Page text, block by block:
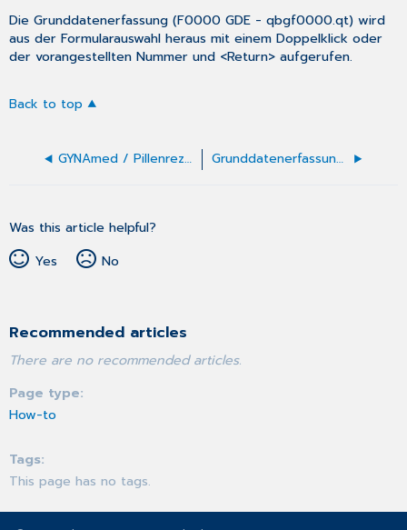
Die Grunddatenerfassung (F0000 GDE - qbgf0000.qt) wird
aus derFormularauswahl heraus mit einem Doppelklick oder
der vorangestellten Nummer und <Return> aufgerufen.
Back to top
GYNAmed / Pillenrezept Grunddatenerfassung ausfüllen
Was this article helpful?
Yes
No
Recommended articles
There are no recommended articles.
Page type
How-to
Tags
This page has no tags.